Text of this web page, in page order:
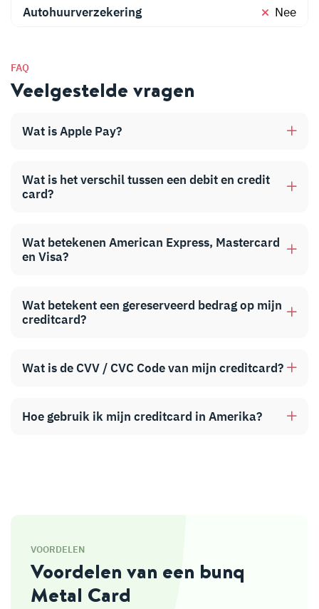
Autohuurverzekering Nee
FAQ
Veelgestelde vragen
Wat is Apple Pay?
Wat is het verschil tussen een debit en credit
card?
Wat betekenen American Express, Mastercard
en Visa?
Wat betekent een gereserveerd bedrag op mijn
creditcard?
Wat is de CVV / CVC Code van mijn creditcard?
Hoe gebruik ik mijn creditcard in Amerika?
VOORDELEN
Voordelen van een bunq
Metal Card